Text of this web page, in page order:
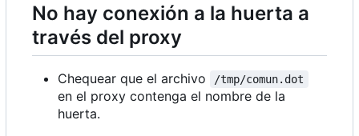
No hay conexión a la huerta a
través del proxy
Chequear que el archivo /tmp/comun.dot
en el proxy contenga el nombre de la
huerta.